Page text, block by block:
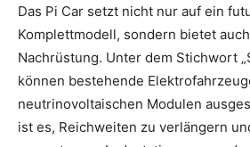
Das Pi Car setzt nicht nur auf ein
Komplettmodell, sondern bietet
Nachrüstung. Unter dem Stichwort
können bestehende
neutrinovoltaischen Modulen
ist es, Reichweiten zu verlängern